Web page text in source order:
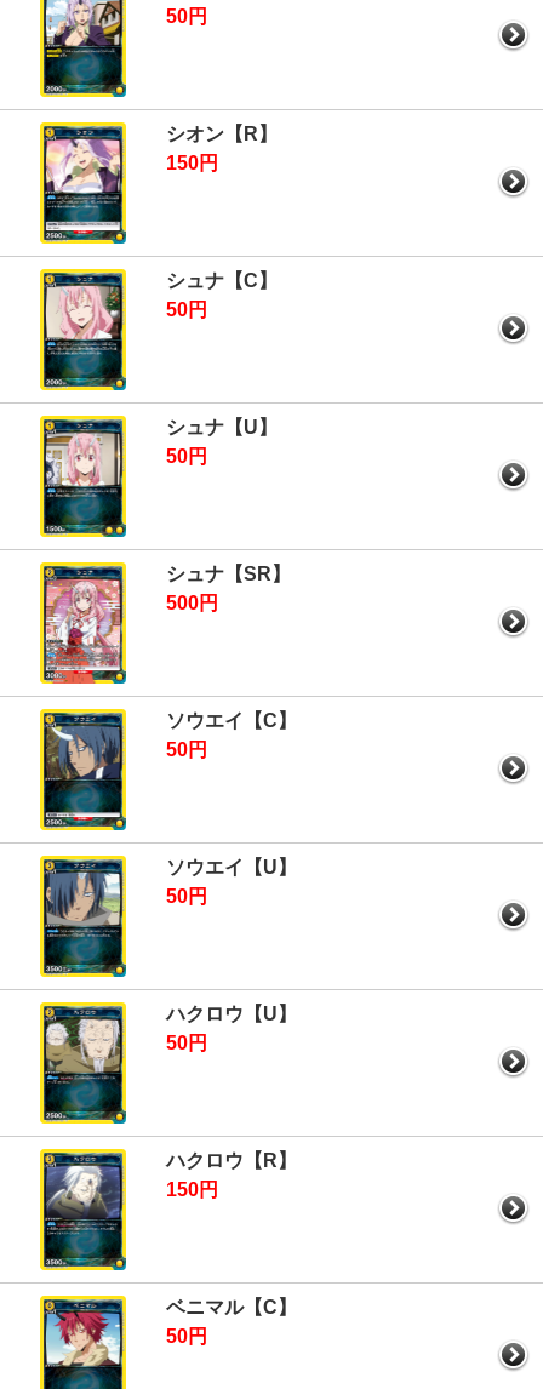
50円
シオン【R】
150円
シュナ【C】
50円
シュナ【U】
50円
シュナ【SR】
500円
ソウエイ【C】
50円
ソウエイ【U】
50円
ハクロウ【U】
50円
ハクロウ【R】
150円
ベニマル【C】
50円